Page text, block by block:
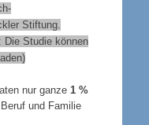
Stiftung.
Die Studie können
nur ganze 1 %
und Familie